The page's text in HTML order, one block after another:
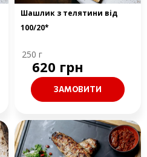
Шашлик з телятини від
100/20*
250 г
620 грн
ЗАМОВИТИ